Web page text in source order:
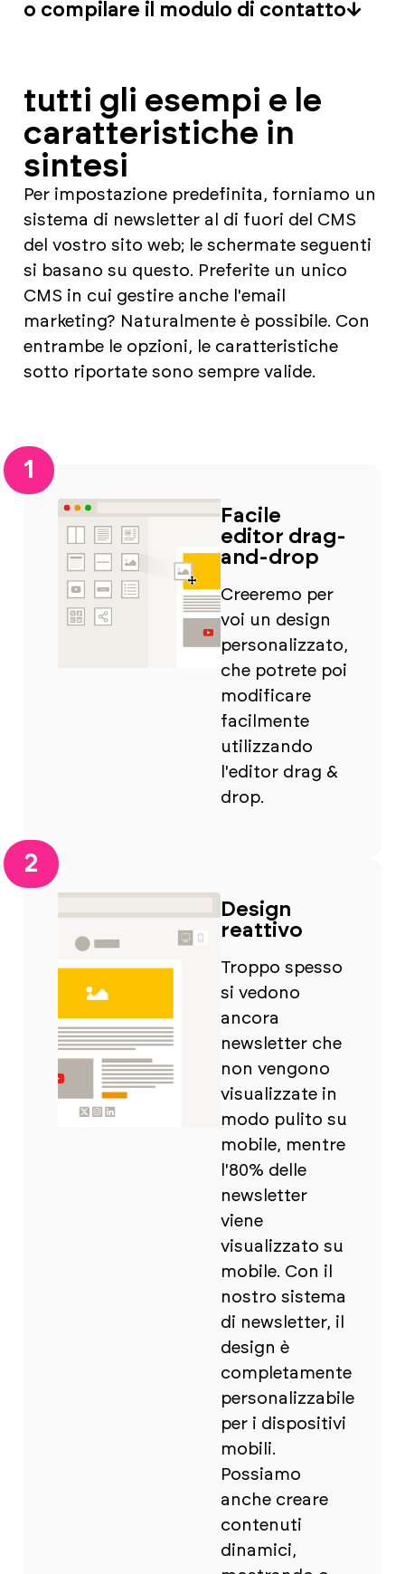
o compilare il modulo di contatto
tutti gli esempi e le
caratteristiche in
sintesi
Per impostazione predefinita, forniamo un
sistema di newsletter al di fuori del CMS
del vostro sito web; le schermate seguenti
si basano su questo. Preferite un unico
CMS in cui gestire anche l'email
marketing? Naturalmente è possibile. Con
entrambe le opzioni, le caratteristiche
sotto riportate sono sempre valide.
1
Facile
editor drag-
and-drop
Creeremo per
voi un design
personalizzato,
che potrete poi
modificare
facilmente
utilizzando
l'editor drag &
drop.
2
Design
reattivo
Troppo spesso
si vedono
ancora
newsletter che
non vengono
visualizzate in
modo pulito su
mobile, mentre
l'80% delle
newsletter
viene
visualizzato su
mobile. Con il
nostro sistema
di newsletter, il
design è
completamente
personalizzabile
per i dispositivi
mobili.
Possiamo
anche creare
contenuti
dinamici,